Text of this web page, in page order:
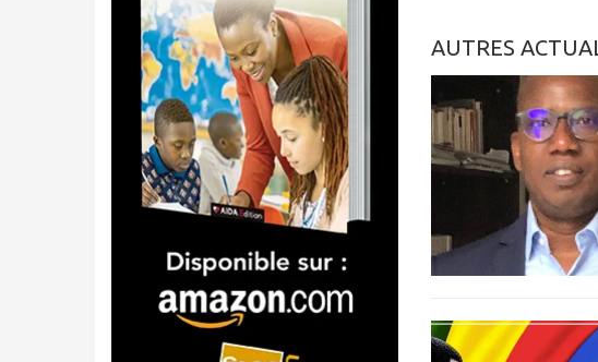
AUTRES